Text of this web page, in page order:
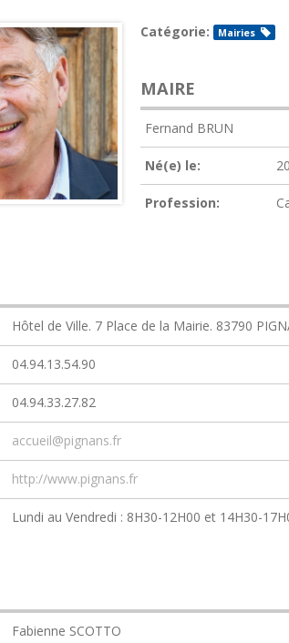
Catégorie: Mairies
MAIRE
Fernand BRUN
Né(e) le:
Profession:
Hôtel de Ville. 7 Place de la Mairie. 83790
04.94.13.54.90
04.94.33.27.82
accueil@pignans.fr
http://www.pignans.fr
Lundi au Vendredi : 8H30-12H00 et 14H30-
Fabienne SCOTTO